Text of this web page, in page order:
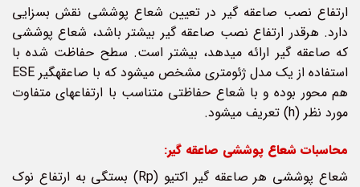
ارتفاع نصب صاعقه گیر در تعیین شعاع پوششی نقش بسزایی
دارد. هرقدر ارتفاع نصب صاعقه گیر بیشتر باشد، شعاع پوششی
که صاعقه گیر ارائه می­دهد، بیشتر است. سطح حفاظت شده با
استفاده از یک مدل ژئومتری مشخص می­­شود که با صاعقه­گیر ESE
هم محور بوده و با شعاع حفاظتی متناسب با ارتفاع­های متفاوت
مورد نظر (h) تعریف می­شود.
محاسبات شعاع پوششی صاعقه گیر:
شعاع پوششی هر صاعقه گیر اکتیو (Rp) بستگی به ارتفاع نوک